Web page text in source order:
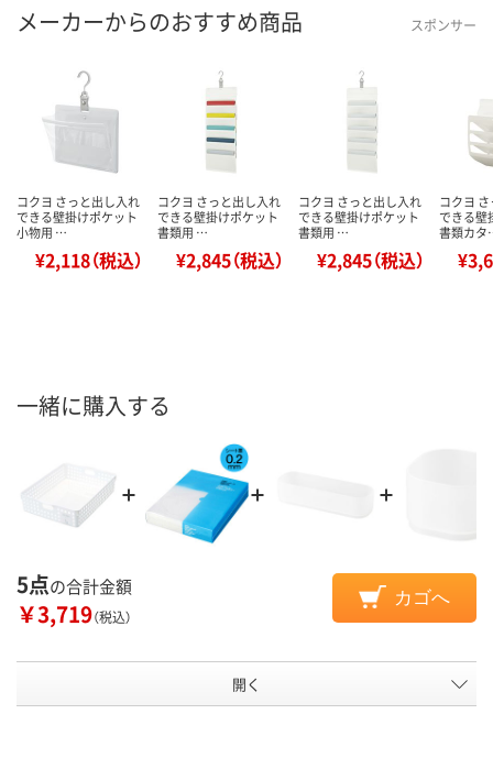
メーカーからのおすすめ商品 スポンサー
コクヨ さっと出し入れ
できる壁掛けポケット
小物用 …
¥2,118（税込）
コクヨ さっと出し入れ
できる壁掛けポケット
書類用 …
¥2,845（税込）
コクヨ さっと出し入れ
できる壁掛けポケット
書類用 …
¥2,845（税込）
コクヨ
できる壁
書類カ
一緒に購入する
5点の合計金額
￥3,719（税込）
カゴへ
開く